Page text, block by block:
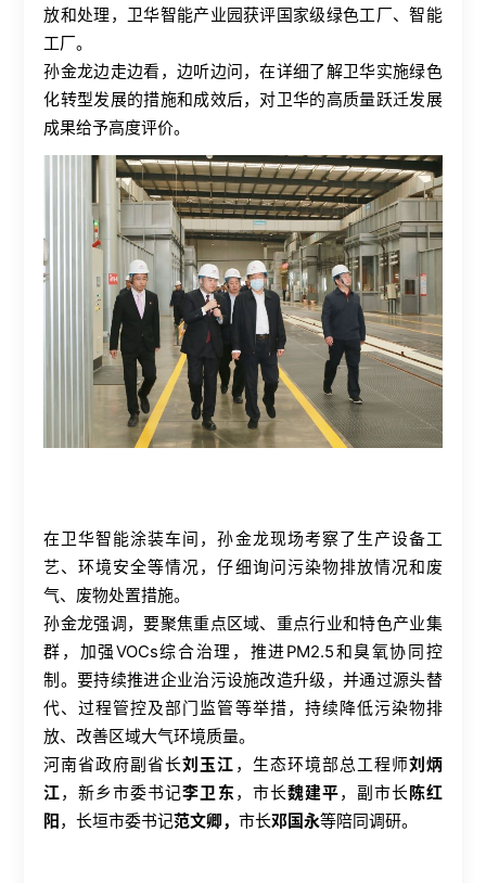
放和处理，卫华智能产业园获评国家级绿色工厂、智能
工厂。
孙金龙边走边看，边听边问，在详细了解卫华实施绿色
化转型发展的措施和成效后，对卫华的高质量跃迁发展
成果给予高度评价。
在卫华智能涂装车间，孙金龙现场考察了生产设备工
艺、环境安全等情况，仔细询问污染物排放情况和废
气、废物处置措施。
孙金龙强调，要聚焦重点区域、重点行业和特色产业集
群，加强VOCs综合治理，推进 PM2.5和臭氧协同控
制。要持续推进企业治污设施改造升级，并通过源头替
代、过程管控及部门监管等举措，持续降低污染物排
放、改善区域大气环境质量。
河南省政府副省长刘玉江 ，生态环境部总工程师刘炳
江，新乡市委书记李卫东 ，市长魏建平，副市长 陈红
阳 ，长垣市委书记范文卿，市长邓国永等陪同调研。